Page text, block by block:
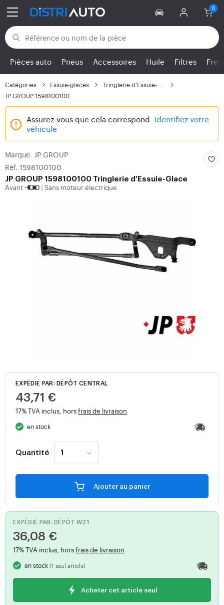
Retour aux catégories
Pièces auto Pneus Accessoires Huile Filtres
Catégories Essuie-glaces
JP GROUP 1598100100
Assurez-vous que cela correspond: identifiez votre
véhicule
Marque: JP GROUP
Réf. 1598100100
JP GROUP 1598100100 Tringlerie d'Essuie-Glace
Avant Sans moteur électrique
EXPÉDIÉ PAR: DÉPÔT CENTRAL
43,71 €
17% TVA inclus, horsfrais de livraison
en stock
Quantité
Ajouter au panier
EXPÉDIÉ PAR: DÉPÔT W21
36,08 €
17% TVA inclus, horsfrais de livraison
en stock(1 seul article)
Acheter cet article seul